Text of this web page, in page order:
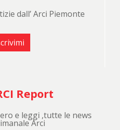
dall’ Arci Piemonte
Report
e leggi ,tutte le news
Arci